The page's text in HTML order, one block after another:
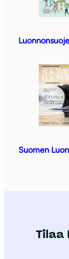
Suomen
Tilaa